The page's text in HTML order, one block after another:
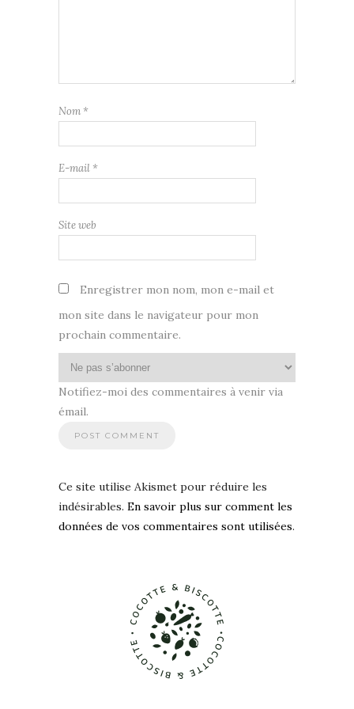
Nom *
E-mail *
Site web
Enregistrer mon nom, mon e-mail et
mon site dans le navigateur pour mon
prochain commentaire.
Notifiez-moi des commentaires à venir via
émail.
Ce site utilise Akismet pour réduire les
indésirables. En savoir plus sur comment les
données de vos commentaires sont utilisées.